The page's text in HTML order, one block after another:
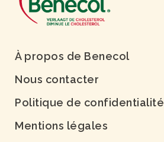
À propos de Benecol
Nous contacter
Politique de confidentialité
Mentions légales